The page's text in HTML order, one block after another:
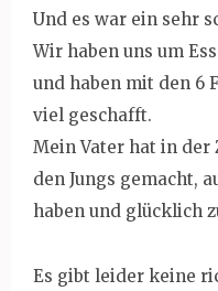
Und es war ein sehr
Wir haben uns um
und haben mit den 6
viel geschafft.
Mein Vater hat in der
den Jungs gemacht,
haben und glücklich
Es gibt leider keine